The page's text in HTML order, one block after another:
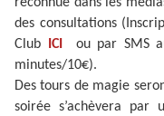
des consultations
Club
ICI
ou par SMS
minutes/10€).
Des tours de magie
soirée s’achèvera par